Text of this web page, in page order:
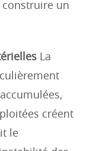
un
La
créent
le